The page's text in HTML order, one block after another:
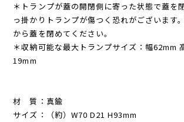
＊トランプが蓋の開閉側に寄った状態で蓋を
っ掛かりトランプが傷つく恐れがございます
から蓋を閉めてください。
＊収納可能な最大トランプサイズ：幅62mm
19mm
材 質：真鍮
サイズ：（約）W70 D21 H93mm